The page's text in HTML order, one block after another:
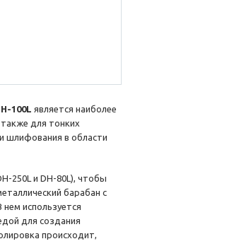
100L является наиболее
для тонких
шлифования в области
250L и DH-80L), чтобы
барабан с
используется
для создания
происходит,